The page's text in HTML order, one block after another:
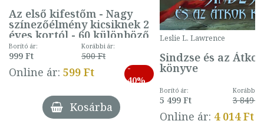
Az első kifestőm - Nagy
színezőélmény kicsiknek 2
éves kortól - 60 különböző
mintával (gombás)
Borító ár:
999 Ft
Korábbi ár:
500 Ft
Online ár: 599 Ft
-
40%
Kosárba
Leslie L. Lawrence
Sindzse és az Átkok
könyve
Borító ár:
5 499 Ft
Korábbi
3 849 Ft
Online ár: 4 014 Ft